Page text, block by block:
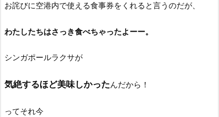
お詫びに空港内で使える食事券をくれる と言うのだが、
わたしたちはさっき食べちゃったよーー。
シンガポールラクサが
気絶するほど美味しかったんだから！
ってそれ今